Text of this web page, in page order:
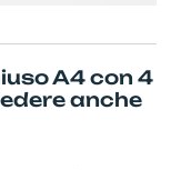
A4 con 4
anche